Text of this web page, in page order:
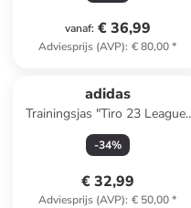
vanaf: € 36,99
Adviesprijs (AVP): € 80,00*
adidas
Trainingsjas "Tiro 23 League"
donkerblauw
-34%
€ 32,99
Adviesprijs (AVP): € 50,00*